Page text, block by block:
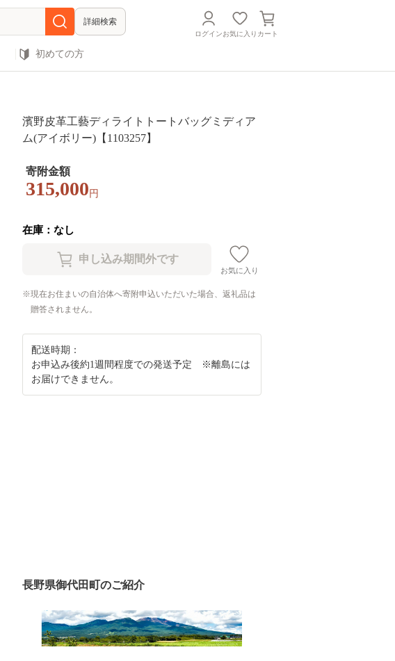
詳細検索
ログインお気に入り カート
初めての方
濱野皮革工藝ディライトトートバッグミディア
ム(アイボリー)【1103257】
寄附金額
315,000 円
在庫：なし
お気に入り
現在お住まいの自治体へ寄附申込いただいた場合、返礼品は
贈答されません。
配送時期：
お申込み後約1週間程度での発送予定 ※離島には
お届けできません。
長野県御代田町のご紹介